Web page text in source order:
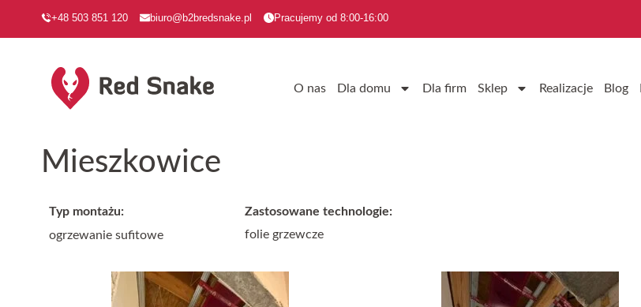
+48 503 851 120 biuro@b2bredsnake.pl Pracujemy od 8:00-16:00
O nas Dla domu Dla firm Sklep Realizacje Blog
Mieszkowice
Typ montażu:
ogrzewanie sufitowe
Zastosowane technologie:
folie grzewcze